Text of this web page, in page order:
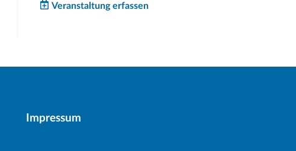
Veranstaltung erfassen
Impressum